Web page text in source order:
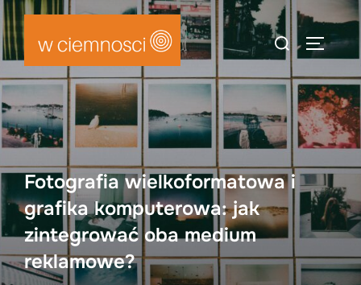
Skip
to
content
Search
for:
Fotografia wielkoformatowa i
grafika komputerowa: jak
zintegrować oba medium
reklamowe?